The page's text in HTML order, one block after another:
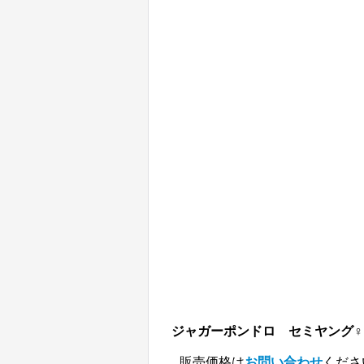
ジャガーポンドロ セミヤング♀